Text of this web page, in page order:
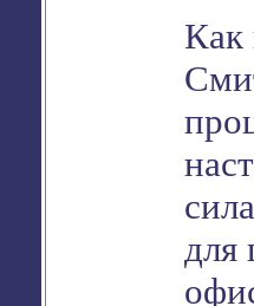
Как
для